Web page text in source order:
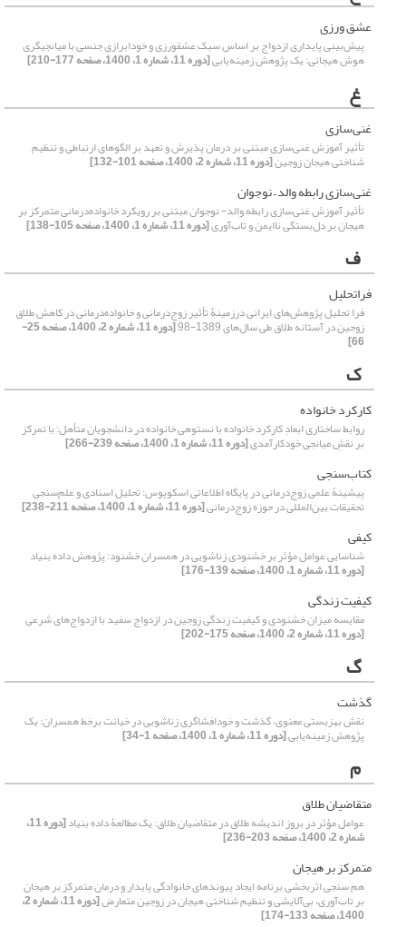
عشق ورزی‏
پیش‌بینی پایداری ازدواج بر اساس سبک عشق‏ورزی‏ و خودابرازی جنسی با میانجی‏گری
هوش هیجانی: یک پژوهش زمینه‌یابی[دوره 11، شماره 1، 1400، صفحه 177-210]
غ
غنی‌سازی
تأثیر آموزش غنی‌سازی مبتنی بر درمان پذیرش و تعهد بر الگوهای ارتباطی و تنظیم
شناختی هیجان زوجین[دوره 11، شماره 2، 1400، صفحه 101-132]
غنی‌سازی رابطه والد – نوجوان
تأثیر آموزش غنی‌سازی رابطه والد- نوجوان مبتنی بر رویکرد خانواده‌درمانی متمرکز بر
هیجان بر دل‌بستگی ناایمن و تاب‌آوری[دوره 11، شماره 1، 1400، صفحه 105-138]
ف
فراتحلیل
فرا تحلیل پژوهش‌های ایرانی درزمینۀ تأثیر زوج‌درمانی و خانواده‌درمانی در کاهش طلاق
زوجین در آستانه طلاق طی سال‌های 1389-98 [دوره 11، شماره 2، 1400، صفحه 25-
66]
ک
کارکرد خانواده
روابط ساختاری ابعادِ کارکرد خانواده با نستوهی خانواده در دانشجویان متأهل: با تمرکز
بر نقشِ میانجی خودکارآمدی[دوره 11، شماره 1، 1400، صفحه 239-266]
کتاب‌سنجی
پیشینۀ علمی زوج‌درمانی در پایگاه اطلاعاتی اسکوپوس: تحلیل اسنادی و علم‌سنجی
تحقیقات بین‌المللی در حوزه زوج‌درمانی[دوره 11، شماره 1، 1400، صفحه 211-238]
کیفی
شناسایی عوامل مؤثر بر خشنودی زناشویی در همسران خشنود: پژوهش داده بنیاد
[دوره 11، شماره 1، 1400، صفحه 139-176]
کیفیت زندگی
مقایسه میزان خشنودی و کیفیت زندگى زوجین در ازدواج سفید با ازدواج‌های شرعی
[دوره 11، شماره 2، 1400، صفحه 175-202]
گ
گذشت
نقش بهزیستی معنوی، گذشت و خودافشاگری زناشویی در خیانت برخط همسران: یک
پژوهش زمینه‌یابی[دوره 11، شماره 1، 1400، صفحه 1-34]
م
متقاضیان طلاق
عوامل مؤثر در بروز اندیشه طلاق در متقاضیان طلاق: یک مطالعۀ داده بنیاد [دوره 11،
شماره 2، 1400، صفحه 203-236]
متمرکز بر هیجان
هم سنجی اثربخشی برنامه ایجاد پیوندهای خانوادگی پایدار و درمان متمرکز بر هیجان
بر تاب‌آوری، بی‌آلایشی و تنظیم شناختی هیجان در زوجین متعارض [دوره 11، شماره 2،
1400، صفحه 133-174]